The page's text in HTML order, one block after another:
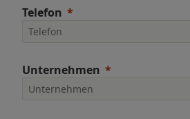
Telefon
Unternehmen